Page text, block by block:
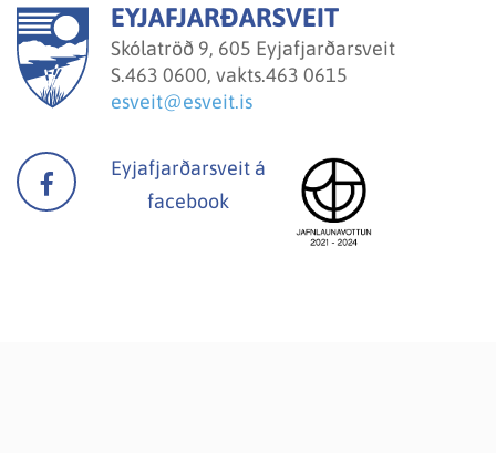
EYJAFJARÐARSVEIT
Skólatröð 9, 605 Eyjafjarðarsveit
S.463 0600, vakts.463 0615
esveit@esveit.is
Eyjafjarðarsveit á
facebook